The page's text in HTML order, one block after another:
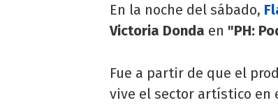
En la noche del sábado,
Victoria Donda en "PH:
Fue a partir de que el
vive el sector artístico en